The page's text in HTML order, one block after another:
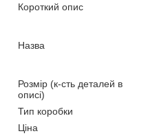
Короткий опис
Назва
Розмір (к-сть деталей в
описі)
Тип коробки
Ціна